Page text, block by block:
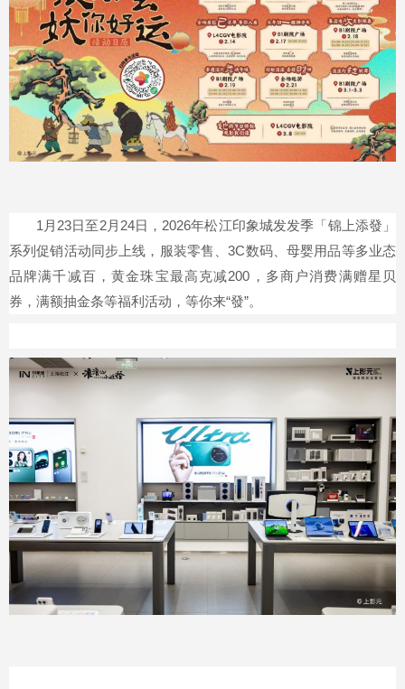
1月23日至2月24日，2026年松江印象城发发季「锦上添發」
系列促销活动同步上线，服装零售、3C数码、母婴用品等多业态
品牌满千减百，黄金珠宝最高克减200，多商户消费满赠星贝
券，满额抽金条等福利活动，等你来“發”。